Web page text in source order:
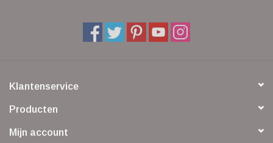
Klantenservice
Producten
Mijn account